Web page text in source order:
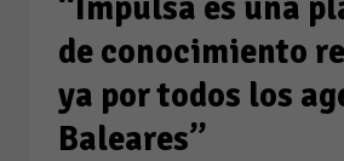
“Impulsa es una
de conocimiento
ya por todos los
Baleares”